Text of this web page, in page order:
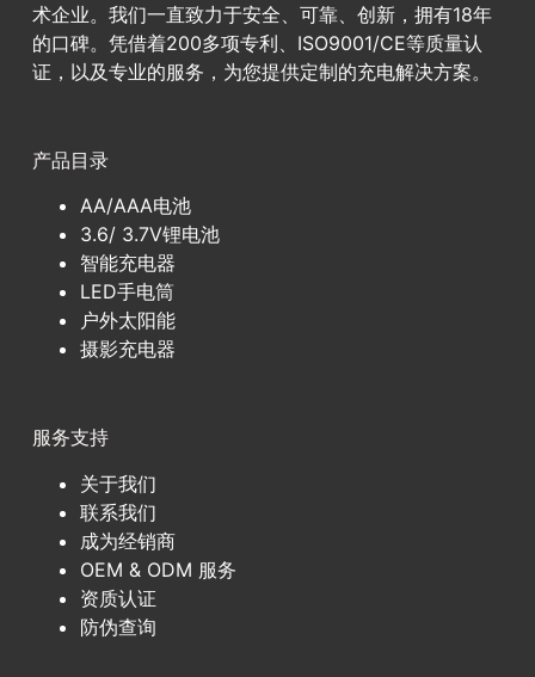
术企业。我们一直致力于安全、可靠、创新，拥有18年
的口碑。凭借着200多项专利、ISO9001/CE等质量认
证，以及专业的服务，为您提供定制的充电解决方案。
产品目录
AA/AAA电池
3.6/ 3.7V锂电池
智能充电器
LED手电筒
户外太阳能
摄影充电器
服务支持
关于我们
联系我们
成为经销商
OEM & ODM 服务
资质认证
防伪查询